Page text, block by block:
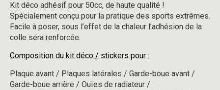
-
2DR2
-
RED
Kit déco adhésif pour 50cc, de haute qualité !
Spécialement conçu pour la pratique des sports extrêmes.
Facile à poser, sous l’effet de la chaleur l’adhésion de la
colle sera renforcée.
Composition du kit déco / stickers pour :
Plaque avant / Plaques latérales / Garde-boue avant /
Garde-boue arrière / Ouïes de radiateur /